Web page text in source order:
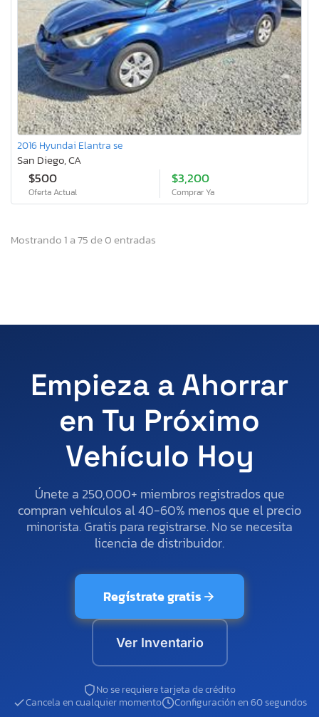
2016 Hyundai Elantra se
San Diego, CA
$500
Oferta Actual
$3,200
Comprar Ya
Mostrando 1 a 75 de 0 entradas
Empieza a Ahorrar
en Tu Próximo
Vehículo Hoy
Únete a 250,000+ miembros registrados que
compran vehículos al 40-60% menos que el precio
minorista. Gratis para registrarse. No se necesita
licencia de distribuidor.
Regístrate gratis
Ver Inventario
No se requiere tarjeta de crédito
Cancela en cualquier momento
Configuración en 60 segundos